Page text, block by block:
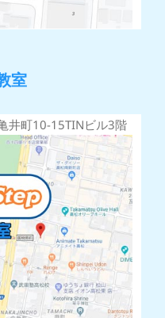
室
町10-15TINビル3階